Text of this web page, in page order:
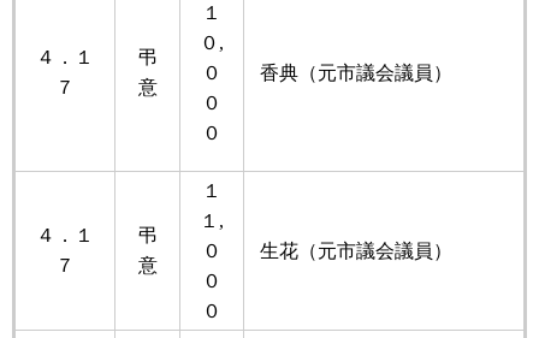
４．１
７
弔
意
１
０,
０
０
０
香典（元市議会議員）
４．１
７
弔
意
１
１,
０
０
０
生花（元市議会議員）